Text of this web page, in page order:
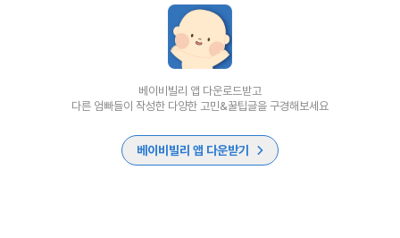
베이비빌리 앱 다운로드받고
다른 엄빠들이 작성한 다양한 고민&꿀팁글을 구경해보세요
베이비빌리 앱 다운받기